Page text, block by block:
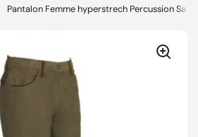
Pantalon Femme hyperstrech Percussion